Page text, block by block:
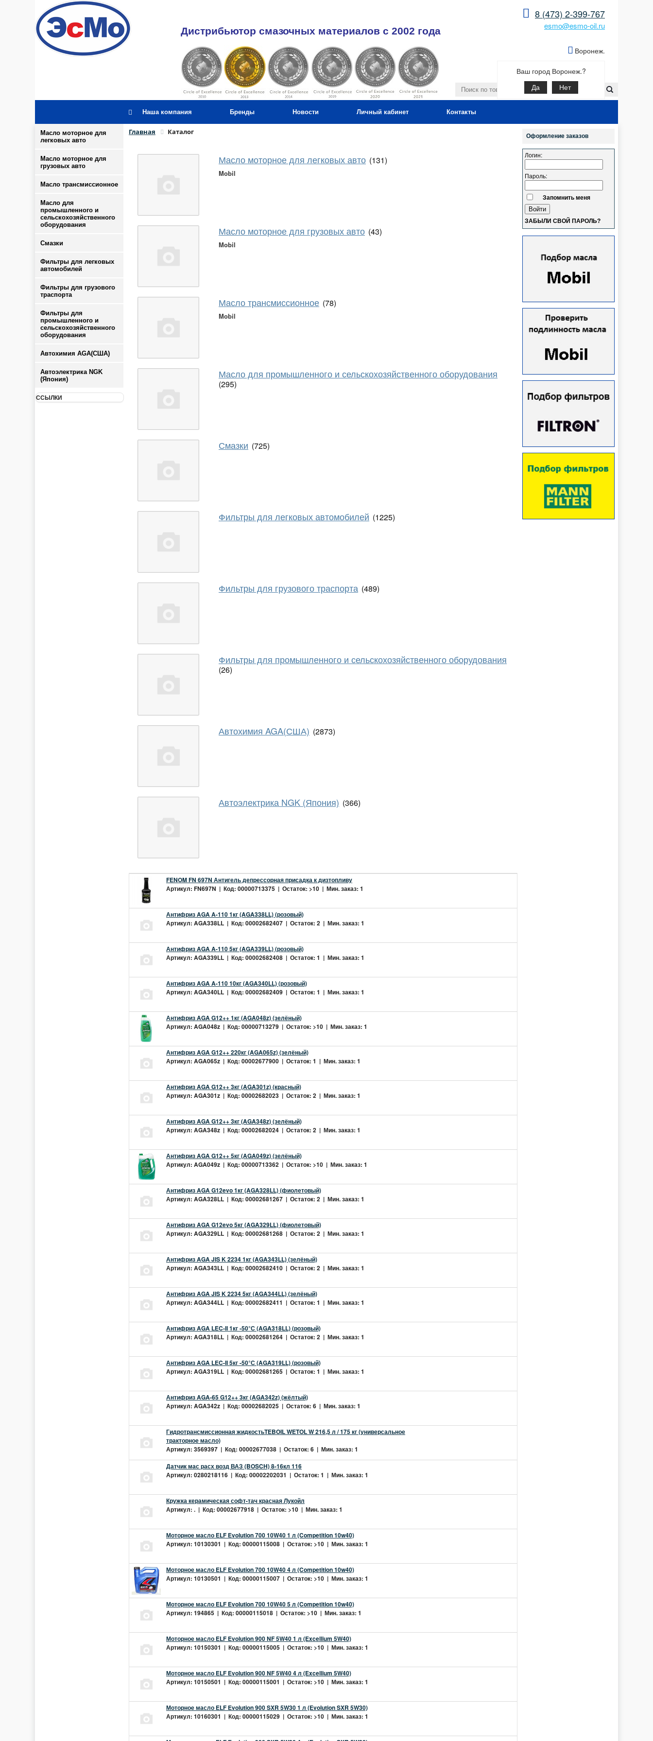
8 (473) 2-399-767
esmo@esmo-oil.ru
Дистрибьютор смазочных материалов c 2002 года
Воронеж.
Ваш город Воронеж.?
Да Нет
Наша компания Бренды Новости Личный кабинет Контакты
Масло моторное для
легковых авто
Масло моторное для
грузовых авто
Масло трансмиссионное
Масло для
промышленного и
сельскохозяйственного
оборудования
Смазки
Фильтры для легковых
автомобилей
Фильтры для грузового
траспорта
Фильтры для
промышленного и
сельскохозяйственного
оборудования
Автохимия AGA(США)
Автоэлектрика NGK
(Япония)
ССЫЛКИ
Главная Каталог
Масло моторное для легковых авто (131)
Mobil
Масло моторное для грузовых авто (43)
Mobil
Масло трансмиссионное (78)
Mobil
Масло для промышленного и сельскохозяйственного оборудования
(295)
Смазки (725)
Фильтры для легковых автомобилей (1225)
Фильтры для грузового траспорта (489)
Фильтры для промышленного и сельскохозяйственного оборудования
(26)
Автохимия AGA(США) (2873)
Автоэлектрика NGK (Япония) (366)
FENOM FN 697N Антигель депрессорная присадка к дизтопливу
Артикул: FN697N | Код: 00000713375 | Остаток: >10 | Мин. заказ: 1
Антифриз AGA A-110 1кг (AGA338LL) (розовый)
Артикул: AGA338LL | Код: 00002682407 | Остаток: 2 | Мин. заказ: 1
Антифриз AGA A-110 5кг (AGA339LL) (розовый)
Артикул: AGA339LL | Код: 00002682408 | Остаток: 1 | Мин. заказ: 1
Антифриз AGA A-110 10кг (AGA340LL) (розовый)
Артикул: AGA340LL | Код: 00002682409 | Остаток: 1 | Мин. заказ: 1
Антифриз AGA G12++ 1кг (AGA048z) (зелёный)
Артикул: AGA048z | Код: 00000713279 | Остаток: >10 | Мин. заказ: 1
Антифриз AGA G12++ 220кг (AGA065z) (зелёный)
Артикул: AGA065z | Код: 00002677900 | Остаток: 1 | Мин. заказ: 1
Антифриз AGA G12++ 3кг (AGA301z) (красный)
Артикул: AGA301z | Код: 00002682023 | Остаток: 2 | Мин. заказ: 1
Антифриз AGA G12++ 3кг (AGA348z) (зелёный)
Артикул: AGA348z | Код: 00002682024 | Остаток: 2 | Мин. заказ: 1
Антифриз AGA G12++ 5кг (AGA049z) (зелёный)
Артикул: AGA049z | Код: 00000713362 | Остаток: >10 | Мин. заказ: 1
Антифриз AGA G12evo 1кг (AGA328LL) (фиолетовый)
Артикул: AGA328LL | Код: 00002681267 | Остаток: 2 | Мин. заказ: 1
Антифриз AGA G12evo 5кг (AGA329LL) (фиолетовый)
Артикул: AGA329LL | Код: 00002681268 | Остаток: 2 | Мин. заказ: 1
Антифриз AGA JIS K 2234 1кг (AGA343LL) (зелёный)
Артикул: AGA343LL | Код: 00002682410 | Остаток: 2 | Мин. заказ: 1
Антифриз AGA JIS K 2234 5кг (AGA344LL) (зелёный)
Артикул: AGA344LL | Код: 00002682411 | Остаток: 1 | Мин. заказ: 1
Антифриз AGA LEC-II 1кг -50°С (AGA318LL) (розовый)
Артикул: AGA318LL | Код: 00002681264 | Остаток: 2 | Мин. заказ: 1
Антифриз AGA LEC-II 5кг -50°С (AGA319LL) (розовый)
Артикул: AGA319LL | Код: 00002681265 | Остаток: 1 | Мин. заказ: 1
Антифриз AGA-65 G12++ 3кг (AGA342z) (жёлтый)
Артикул: AGA342z | Код: 00002682025 | Остаток: 6 | Мин. заказ: 1
Гидротрансмиссионная жидкостьTEBOIL WETOL W 216,5 л / 175 кг (универсальное
тракторное масло)
Артикул: 3569397 | Код: 00002677038 | Остаток: 6 | Мин. заказ: 1
Датчик мас расх возд ВАЗ (BOSCH) 8-16кл 116
Артикул: 0280218116 | Код: 00002202031 | Остаток: 1 | Мин. заказ: 1
Кружка керамическая софт-тач красная Лукойл
Артикул: . | Код: 00002677918 | Остаток: >10 | Мин. заказ: 1
Моторное масло ELF Evolution 700 10W40 1 л (Competition 10w40)
Артикул: 10130301 | Код: 00000115008 | Остаток: >10 | Мин. заказ: 1
Моторное масло ELF Evolution 700 10W40 4 л (Competition 10w40)
Артикул: 10130501 | Код: 00000115007 | Остаток: >10 | Мин. заказ: 1
Моторное масло ELF Evolution 700 10W40 5 л (Competition 10w40)
Артикул: 194865 | Код: 00000115018 | Остаток: >10 | Мин. заказ: 1
Моторное масло ELF Evolution 900 NF 5W40 1 л (Excellium 5W40)
Артикул: 10150301 | Код: 00000115005 | Остаток: >10 | Мин. заказ: 1
Моторное масло ELF Evolution 900 NF 5W40 4 л (Excellium 5W40)
Артикул: 10150501 | Код: 00000115001 | Остаток: >10 | Мин. заказ: 1
Моторное масло ELF Evolution 900 SXR 5W30 1 л (Evolution SXR 5W30)
Артикул: 10160301 | Код: 00000115029 | Остаток: >10 | Мин. заказ: 1
Оформление заказов
Логин:
Пароль:
Запомнить меня
ЗАБЫЛИ СВОЙ ПАРОЛЬ?